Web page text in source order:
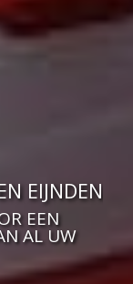
EIJNDEN
EEN
AL UW